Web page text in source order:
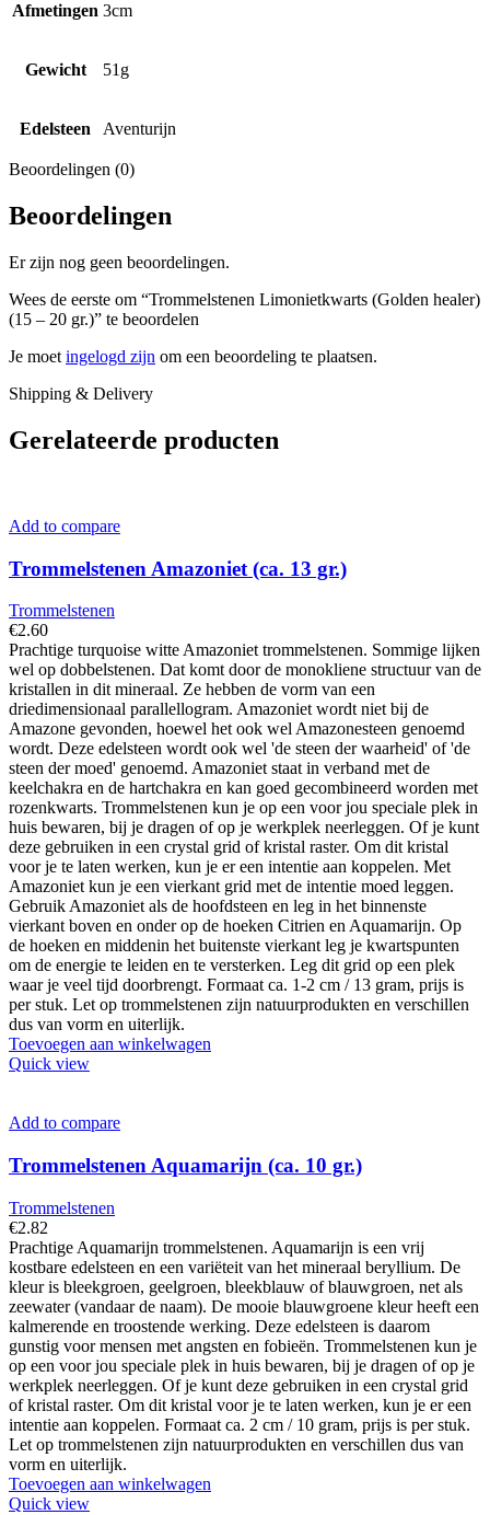
Afmetingen 3cm
Gewicht 51g
Edelsteen Aventurijn
Beoordelingen (0)
Beoordelingen
Er zijn nog geen beoordelingen.
Wees de eerste om “Trommelstenen Limonietkwarts (Golden healer)
(15 – 20 gr.)” te beoordelen
Je moet ingelogd zijn om een beoordeling te plaatsen.
Shipping & Delivery
Gerelateerde producten
Add to compare
Trommelstenen Amazoniet (ca. 13 gr.)
Trommelstenen
€2.60
Prachtige turquoise witte Amazoniet trommelstenen. Sommige lijken
wel op dobbelstenen. Dat komt door de monokliene structuur van de
kristallen in dit mineraal. Ze hebben de vorm van een
driedimensionaal parallellogram. Amazoniet wordt niet bij de
Amazone gevonden, hoewel het ook wel Amazonesteen genoemd
wordt. Deze edelsteen wordt ook wel 'de steen der waarheid' of 'de
steen der moed' genoemd. Amazoniet staat in verband met de
keelchakra en de hartchakra en kan goed gecombineerd worden met
rozenkwarts. Trommelstenen kun je op een voor jou speciale plek in
huis bewaren, bij je dragen of op je werkplek neerleggen. Of je kunt
deze gebruiken in een crystal grid of kristal raster. Om dit kristal
voor je te laten werken, kun je er een intentie aan koppelen. Met
Amazoniet kun je een vierkant grid met de intentie moed leggen.
Gebruik Amazoniet als de hoofdsteen en leg in het binnenste
vierkant boven en onder op de hoeken Citrien en Aquamarijn. Op
de hoeken en middenin het buitenste vierkant leg je kwartspunten
om de energie te leiden en te versterken. Leg dit grid op een plek
waar je veel tijd doorbrengt. Formaat ca. 1-2 cm / 13 gram, prijs is
per stuk. Let op trommelstenen zijn natuurprodukten en verschillen
dus van vorm en uiterlijk.
Toevoegen aan winkelwagen
Quick view
Add to compare
Trommelstenen Aquamarijn (ca. 10 gr.)
Trommelstenen
€2.82
Prachtige Aquamarijn trommelstenen. Aquamarijn is een vrij
kostbare edelsteen en een variëteit van het mineraal beryllium. De
kleur is bleekgroen, geelgroen, bleekblauw of blauwgroen, net als
zeewater (vandaar de naam). De mooie blauwgroene kleur heeft een
kalmerende en troostende werking. Deze edelsteen is daarom
gunstig voor mensen met angsten en fobieën. Trommelstenen kun je
op een voor jou speciale plek in huis bewaren, bij je dragen of op je
werkplek neerleggen. Of je kunt deze gebruiken in een crystal grid
of kristal raster. Om dit kristal voor je te laten werken, kun je er een
intentie aan koppelen. Formaat ca. 2 cm / 10 gram, prijs is per stuk.
Let op trommelstenen zijn natuurprodukten en verschillen dus van
vorm en uiterlijk.
Toevoegen aan winkelwagen
Quick view